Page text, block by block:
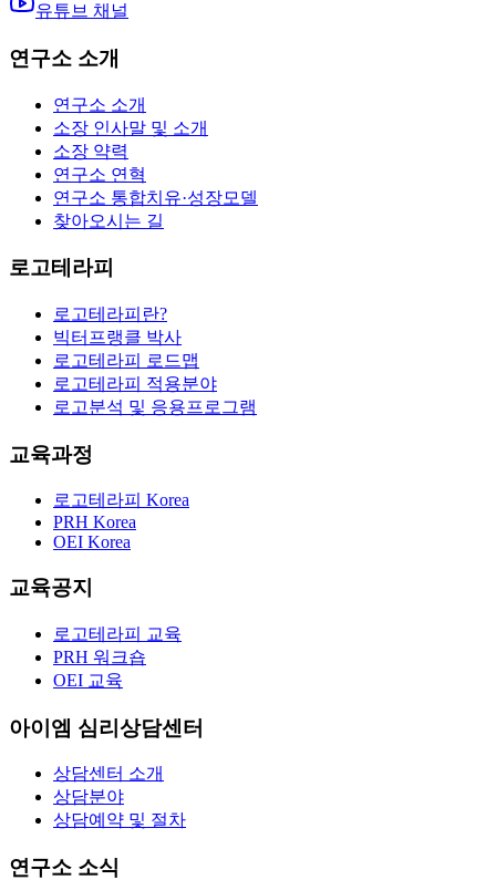
유튜브 채널
연구소 소개
연구소 소개
소장 인사말 및 소개
소장 약력
연구소 연혁
연구소 통합치유·성장모델
찾아오시는 길
로고테라피
로고테라피란?
빅터프랭클 박사
로고테라피 로드맵
로고테라피 적용분야
로고분석 및 응용프로그램
교육과정
로고테라피 Korea
PRH Korea
OEI Korea
교육공지
로고테라피 교육
PRH 워크숍
OEI 교육
아이엠 심리상담센터
상담센터 소개
상담분야
상담예약 및 절차
연구소 소식